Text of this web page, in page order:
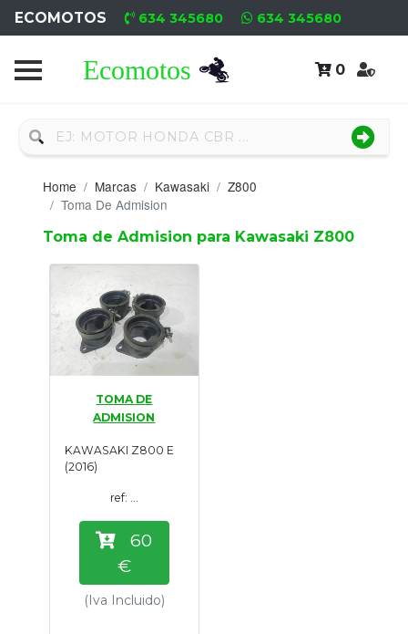
ECOMOTOS 634 345680 634 345680
0
Home
Nuevo
Neumáticos
Campa
Motores
Nuevos
Motores
Usados
Formulario
Empresa
Contacto
Home Marcas Kawasaki
Z800
Toma De Admision
Toma de Admision para Kawasaki Z800
TOMA DE
ADMISION
KAWASAKI Z800 E
(2016)
ref: ...
60
€
(Iva Incluido)